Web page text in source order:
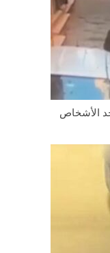
الأشخاص